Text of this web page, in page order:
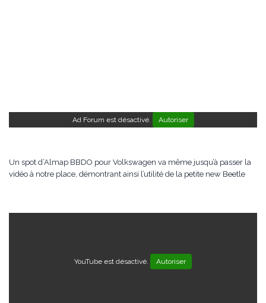
Ad Forum est désactivé. Autoriser
Un spot d’Almap BBDO pour Volkswagen va même jusqu’à passer la
vidéo à notre place, démontrant ainsi l’utilité de la petite new Beetle
YouTube est désactivé. Autoriser